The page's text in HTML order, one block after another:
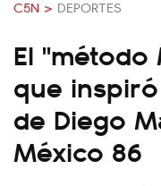
C5N > DEPORTES
El
que
de Diego
México 86